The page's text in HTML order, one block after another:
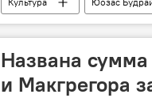
Названа
и Макгрегора